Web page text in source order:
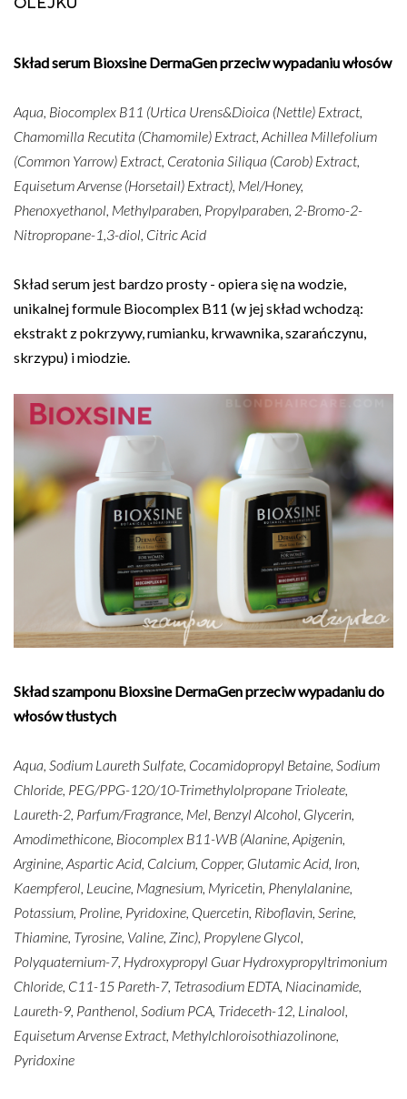
Skład serum Bioxsine DermaGen przeciw wypadaniu włosów
Aqua, Biocomplex B11 (Urtica Urens&Dioica (Nettle) Extract,
Chamomilla Recutita (Chamomile) Extract, Achillea Millefolium
(Common Yarrow) Extract, Ceratonia Siliqua (Carob) Extract,
Equisetum Arvense (Horsetail) Extract), Mel/Honey,
Phenoxyethanol, Methylparaben, Propylparaben, 2-Bromo-2-
Nitropropane-1,3-diol, Citric Acid
Skład serum jest bardzo prosty - opiera się na wodzie,
unikalnej formule Biocomplex B11 (w jej skład wchodzą:
ekstrakt z pokrzywy, rumianku, krwawnika, szarańczynu,
skrzypu) i miodzie.
Skład szamponu Bioxsine DermaGen przeciw wypadaniu do
włosów tłustych
Aqua, Sodium Laureth Sulfate, Cocamidopropyl Betaine, Sodium
Chloride, PEG/PPG-120/10-Trimethylolpropane Trioleate,
Laureth-2, Parfum/Fragrance, Mel, Benzyl Alcohol, Glycerin,
Amodimethicone, Biocomplex B11-WB (Alanine, Apigenin,
Arginine, Aspartic Acid, Calcium, Copper, Glutamic Acid, Iron,
Kaempferol, Leucine, Magnesium, Myricetin, Phenylalanine,
Potassium, Proline, Pyridoxine, Quercetin, Riboflavin, Serine,
Thiamine, Tyrosine, Valine, Zinc), Propylene Glycol,
Polyquaternium-7, Hydroxypropyl Guar Hydroxypropyltrimonium
Chloride, C11-15 Pareth-7, Tetrasodium EDTA, Niacinamide,
Laureth-9, Panthenol, Sodium PCA, Trideceth-12, Linalool,
Equisetum Arvense Extract, Methylchloroisothiazolinone,
Pyridoxine